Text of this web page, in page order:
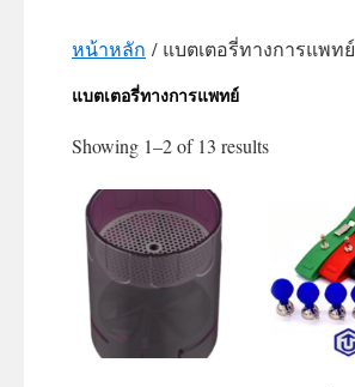
ยัง
เนื้อหา
หน้าหลัก / แบตเตอรี่ทางการแพทย์
แบตเตอรี่ทางการแพทย์
Showing 1–2 of 13 results